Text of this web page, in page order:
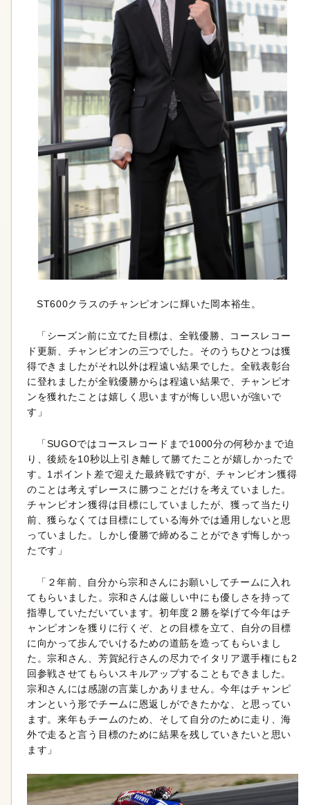
ST600クラスのチャンピオンに輝いた岡本裕生。
「シーズン前に立てた目標は、全戦優勝、コースレコー
ド更新、チャンピオンの三つでした。そのうちひとつは獲
得できましたがそれ以外は程遠い結果でした。全戦表彰台
に登れましたが全戦優勝からは程遠い結果で、チャンピオ
ンを獲れたことは嬉しく思いますが悔しい思いが強いで
す」
「SUGOではコースレコードまで1000分の何秒かまで迫
り、後続を10秒以上引き離して勝てたことが嬉しかったで
す。1ポイント差で迎えた最終戦ですが、チャンピオン獲得
のことは考えずレースに勝つことだけを考えていました。
チャンピオン獲得は目標にしていましたが、獲って当たり
前、獲らなくては目標にしている海外では通用しないと思
っていました。しかし優勝で締めることができず悔しかっ
たです」
「２年前、自分から宗和さんにお願いしてチームに入れ
てもらいました。宗和さんは厳しい中にも優しさを持って
指導していただいています。初年度２勝を挙げて今年はチ
ャンピオンを獲りに行くぞ、との目標を立て、自分の目標
に向かって歩んでいけるための道筋を造ってもらいまし
た。宗和さん、芳賀紀行さんの尽力でイタリア選手権にも2
回参戦させてもらいスキルアップすることもできました。
宗和さんには感謝の言葉しかありません。今年はチャンピ
オンという形でチームに恩返しができたかな、と思ってい
ます。来年もチームのため、そして自分のために走り、海
外で走ると言う目標のために結果を残していきたいと思い
ます」